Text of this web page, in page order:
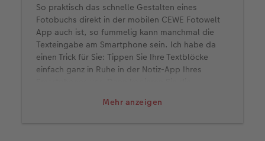
Mehr anzeigen
So praktisch das schnelle Gestalten eines
Fotobuchs direkt in der mobilen CEWE Fotowelt
App auch ist, so fummelig kann manchmal die
Texteingabe am Smartphone sein. Ich habe da
einen Trick für Sie: Tippen Sie Ihre Textblöcke
einfach ganz in Ruhe in der Notiz-App Ihres
lediglich und fügen sie in der CEWE Fotowelt App